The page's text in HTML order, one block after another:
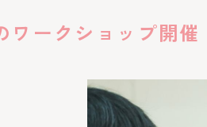
ワークショップ開催